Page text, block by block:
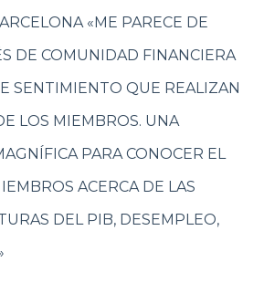
«ME PARECE DE
DE COMUNIDAD FINANCIERA
SENTIMIENTO QUE REALIZAN
LOS MIEMBROS. UNA
PARA CONOCER EL
ACERCA DE LAS
DEL PIB, DESEMPLEO,